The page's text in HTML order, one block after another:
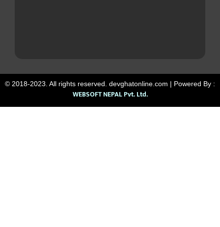
© 2018-2023. All rights reserved. devghatonline.com | Powered By :
WEBSOFT NEPAL Pvt. Ltd.